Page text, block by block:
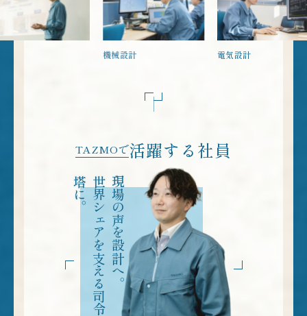
機械設計 電気設計
TAZMOで活躍する社員
現場の声を設計へ。
世
界
シ
ェ
ア
を
支
え
る
司
令
塔
に
。